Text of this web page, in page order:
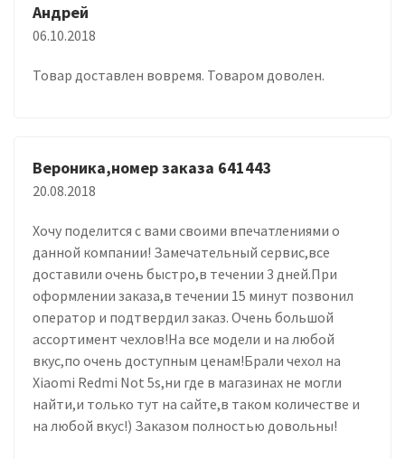
Андрей
06.10.2018
Товар доставлен вовремя. Товаром доволен.
Вероника,номер заказа 641443
20.08.2018
Хочу поделится с вами своими впечатлениями о
данной компании! Замечательный сервис,все
доставили очень быстро,в течении 3 дней.При
оформлении заказа,в течении 15 минут позвонил
оператор и подтвердил заказ. Очень большой
ассортимент чехлов!На все модели и на любой
вкус,по очень доступным ценам!Брали чехол на
Xiaomi Redmi Not 5s,ни где в магазинах не могли
найти,и только тут на сайте,в таком количестве и
на любой вкус!) Заказом полностью довольны!